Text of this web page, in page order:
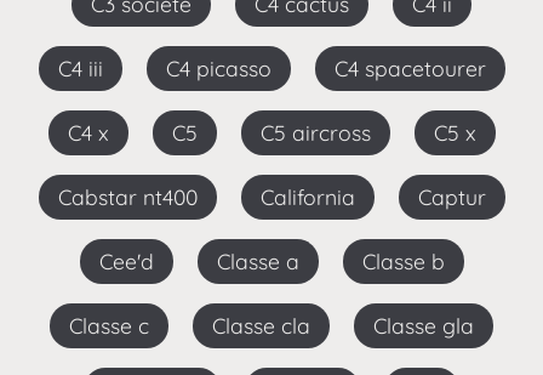
C4 iii C4 picasso C4 spacetourer
C4 x C5 C5 aircross C5 x
Cabstar nt400 California Captur
Cee'd Classe a Classe b
Classe c Classe cla Classe gla